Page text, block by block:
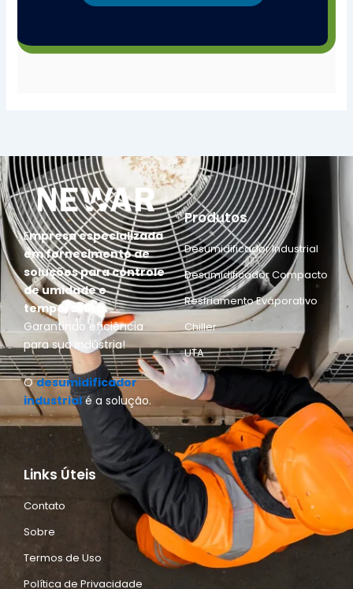
Empresa especializada
em fornecimento de
soluções para controle
de umidade e
temperatura.
Garantindo eficiência
para sua indústria!
Odesumidificador
industrialé a solução.
Produtos
Desumidificador Industrial
Desumidificador Compacto
Resfriamento Evaporativo
Chiller
UTA
Links Úteis
Contato
Sobre
Termos de Uso
Política de Privacidade